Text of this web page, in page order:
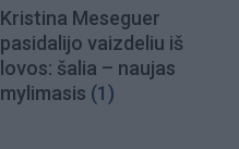
Kristina Meseguer
pasidalijo vaizdeliu iš
lovos: šalia – naujas
mylimasis (1)